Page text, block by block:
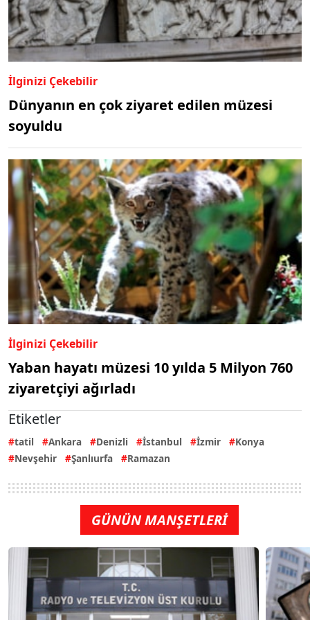
İlginizi Çekebilir
Dünyanın en çok ziyaret edilen müzesi
soyuldu
İlginizi Çekebilir
Yaban hayatı müzesi 10 yılda 5 Milyon 760
ziyaretçiyi ağırladı
Etiketler
tatil Ankara Denizli İstanbul İzmir
Konya
Nevşehir
Şanlıurfa Ramazan
GÜNÜN MANŞETLERİ